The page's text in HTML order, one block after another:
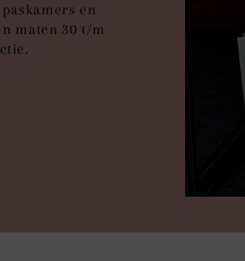
en
maten 30 t/m